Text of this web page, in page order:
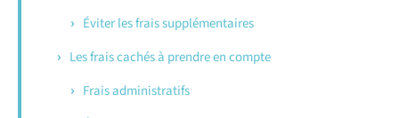
Éviter les frais supplémentaires
Les frais cachés à prendre en compte
Frais administratifs